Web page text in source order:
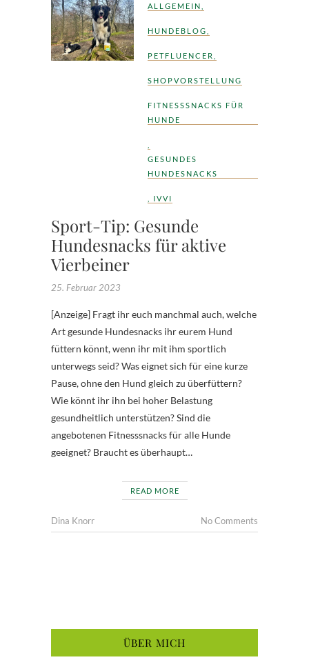
ALLGEMEIN
HUNDEBLOG
PETFLUENCER
SHOPVORSTELLUNG
FITNESSSNACKS FÜR
HUNDE
GESUNDES
HUNDESNACKS
IVVI
Sport-Tip: Gesunde
Hundesnacks für aktive
Vierbeiner
25. Februar 2023
[Anzeige] Fragt ihr euch manchmal auch, welche
Art gesunde Hundesnacks ihr eurem Hund
füttern könnt, wenn ihr mit ihm sportlich
unterwegs seid? Was eignet sich für eine kurze
Pause, ohne den Hund gleich zu überfüttern?
Wie könnt ihr ihn bei hoher Belastung
gesundheitlich unterstützen? Sind die
angebotenen Fitnesssnacks für alle Hunde
geeignet? Braucht es überhaupt…
READ MORE
Dina Knorr No Comments
ÜBER MICH